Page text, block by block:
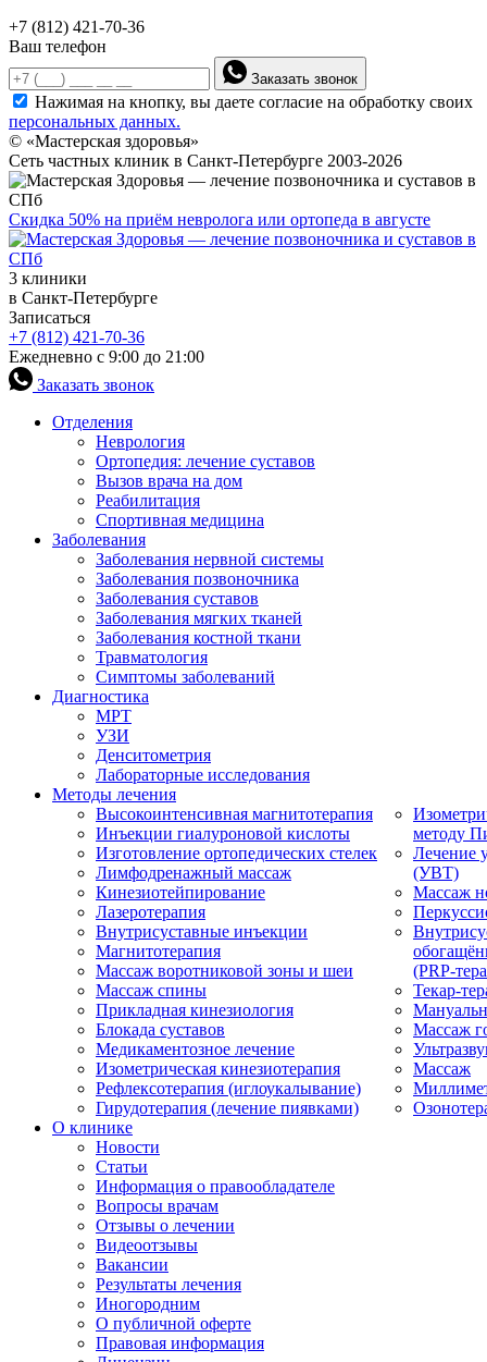
+7 (812) 421-70-36
Ваш телефон
Заказать звонок
Нажимая на кнопку, вы даете согласие на обработку своих
персональных данных.
© «Мастерская здоровья»
Сеть частных клиник в Санкт-Петербурге 2003-2026
Скидка 50% на приём невролога или ортопеда в августе
3 клиники
в Санкт-Петербурге
Записаться
+7 (812) 421-70-36
Ежедневно с 9:00 до 21:00
Заказать звонок
Отделения
Неврология
Ортопедия: лечение суставов
Вызов врача на дом
Реабилитация
Спортивная медицина
Заболевания
Заболевания нервной системы
Заболевания позвоночника
Заболевания суставов
Заболевания мягких тканей
Заболевания костной ткани
Травматология
Симптомы заболеваний
Диагностика
МРТ
УЗИ
Денситометрия
Лабораторные исследования
Методы лечения
Высокоинтенсивная магнитотерапия
Инъекции гиалуроновой кислоты
Изготовление ортопедических стелек
Лимфодренажный массаж
Кинезиотейпирование
Лазеротерапия
Внутрисуставные инъекции
Магнитотерапия
Массаж воротниковой зоны и шеи
Массаж спины
Прикладная кинезиология
Блокада суставов
Медикаментозное лечение
Изометрическая кинезиотерапия
Рефлексотерапия (иглоукалывание)
Гирудотерапия (лечение пиявками)
методу
Лечение
(УВТ)
Массаж
(PRP-
Текар-
Массаж
Массаж
О клинике
Новости
Статьи
Информация о правообладателе
Вопросы врачам
Отзывы о лечении
Видеоотзывы
Вакансии
Результаты лечения
Иногородним
О публичной оферте
Правовая информация